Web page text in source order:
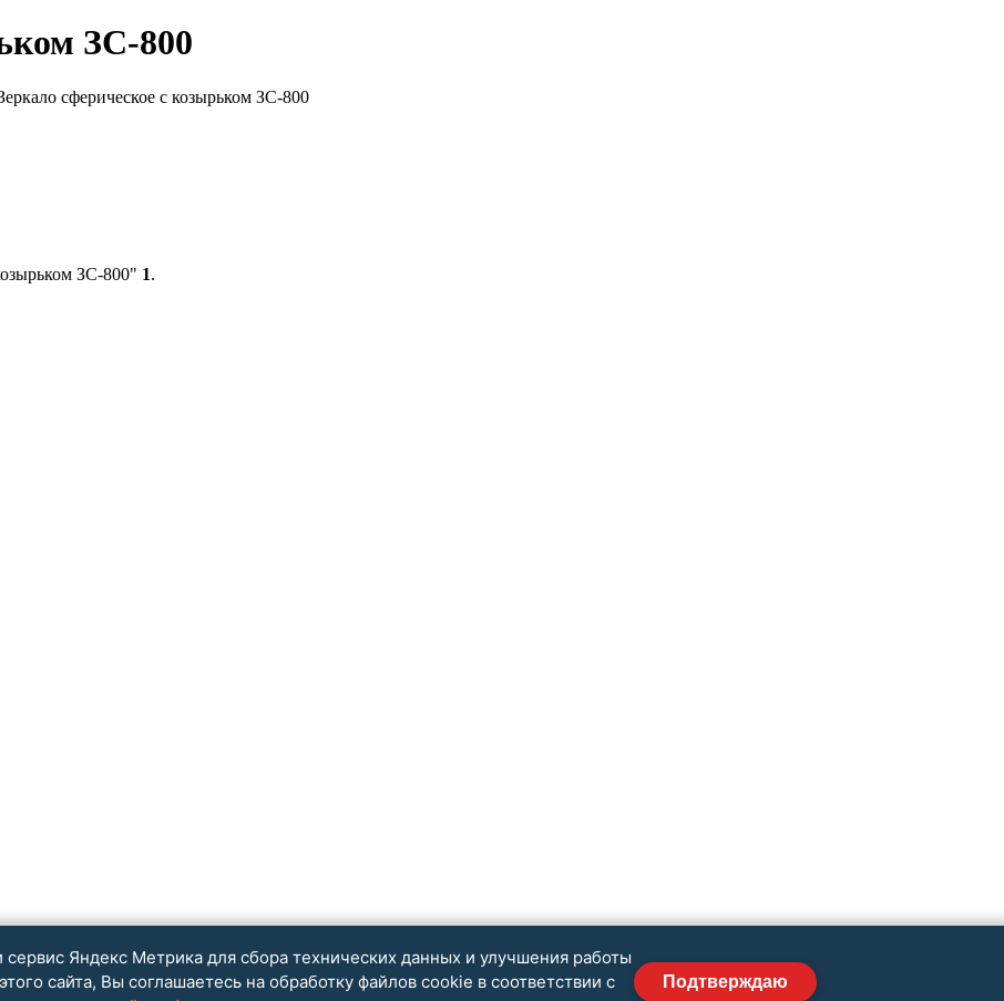
ЗС-800
сферическое с козырьком ЗС-800
ЗС-800" 1.
Яндекс Метрика для сбора технических данных и улучшения работы
сайта, Вы соглашаетесь на обработку файлов cookie в соответствии с
Подтверждаю